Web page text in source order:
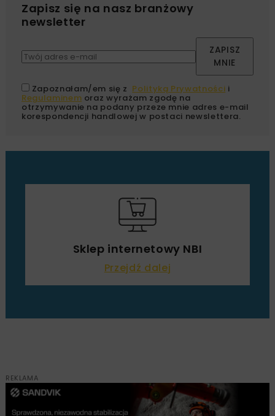
Zapisz się na nasz branżowy
newsletter
ZAPISZ
MNIE
Zapoznałam/em się z Polityką Prywatności i
Regulaminem oraz wyrażam zgodę na
otrzymywanie na podany przeze mnie adres e-mail
korespondencji handlowej w postaci newslettera.
Sklep internetowy NBI
Przejdź dalej
REKLAMA